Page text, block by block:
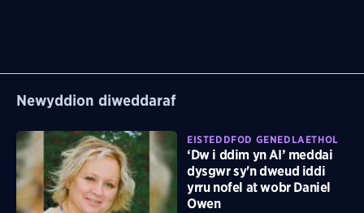
Newyddion diweddaraf
EISTEDDFOD GENEDLAETHOL
‘Dw i ddim yn AI’ meddai
dysgwr sy'n dweud iddi
yrru nofel at wobr Daniel
Owen